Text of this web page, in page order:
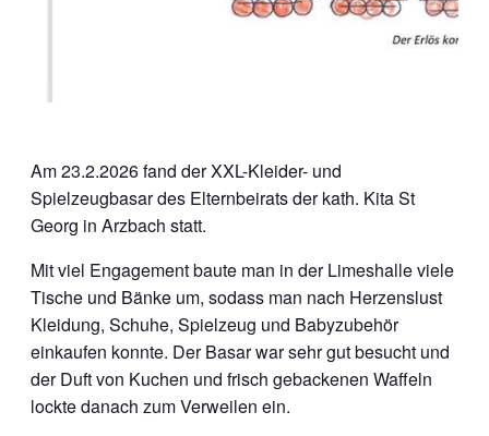
Am 23.2.2026 fand der XXL-Kleider- und
Spielzeugbasar des Elternbeirats der kath. Kita St
Georg in Arzbach statt.
Mit viel Engagement baute man in der Limeshalle viele
Tische und Bänke um, sodass man nach Herzenslust
Kleidung, Schuhe, Spielzeug und Babyzubehör
einkaufen konnte. Der Basar war sehr gut besucht und
der Duft von Kuchen und frisch gebackenen Waffeln
lockte danach zum Verweilen ein.